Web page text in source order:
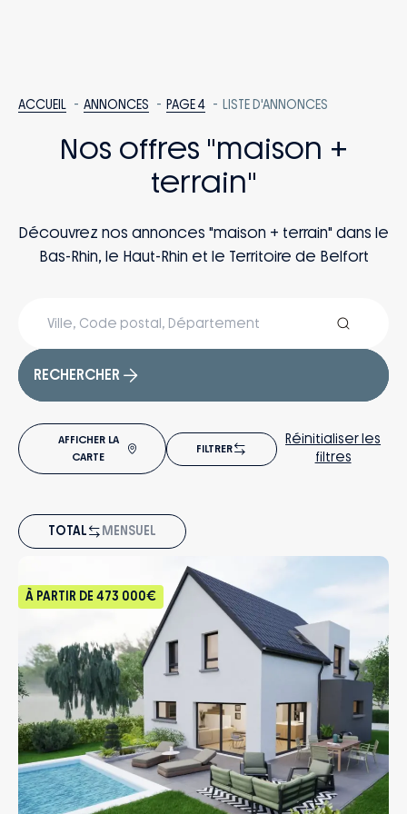
ACCUEIL ANNONCES PAGE 4 LISTE D'ANNONCES
Nos offres "maison +
terrain"
Découvrez nos annonces "maison + terrain" dans le
Bas-Rhin, le Haut-Rhin et le Territoire de Belfort
RECHERCHER
AFFICHER LA
CARTE
FILTRER
Réinitialiser les
filtres
TOTAL MENSUEL
À PARTIR DE 473 000€